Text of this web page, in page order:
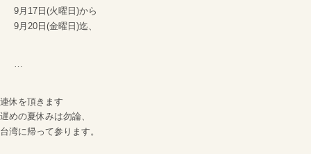
9月17日(火曜日)から
9月20日(金曜日)迄、
…
連休を頂きます
遅めの夏休みは勿論、
台湾に帰って参ります。